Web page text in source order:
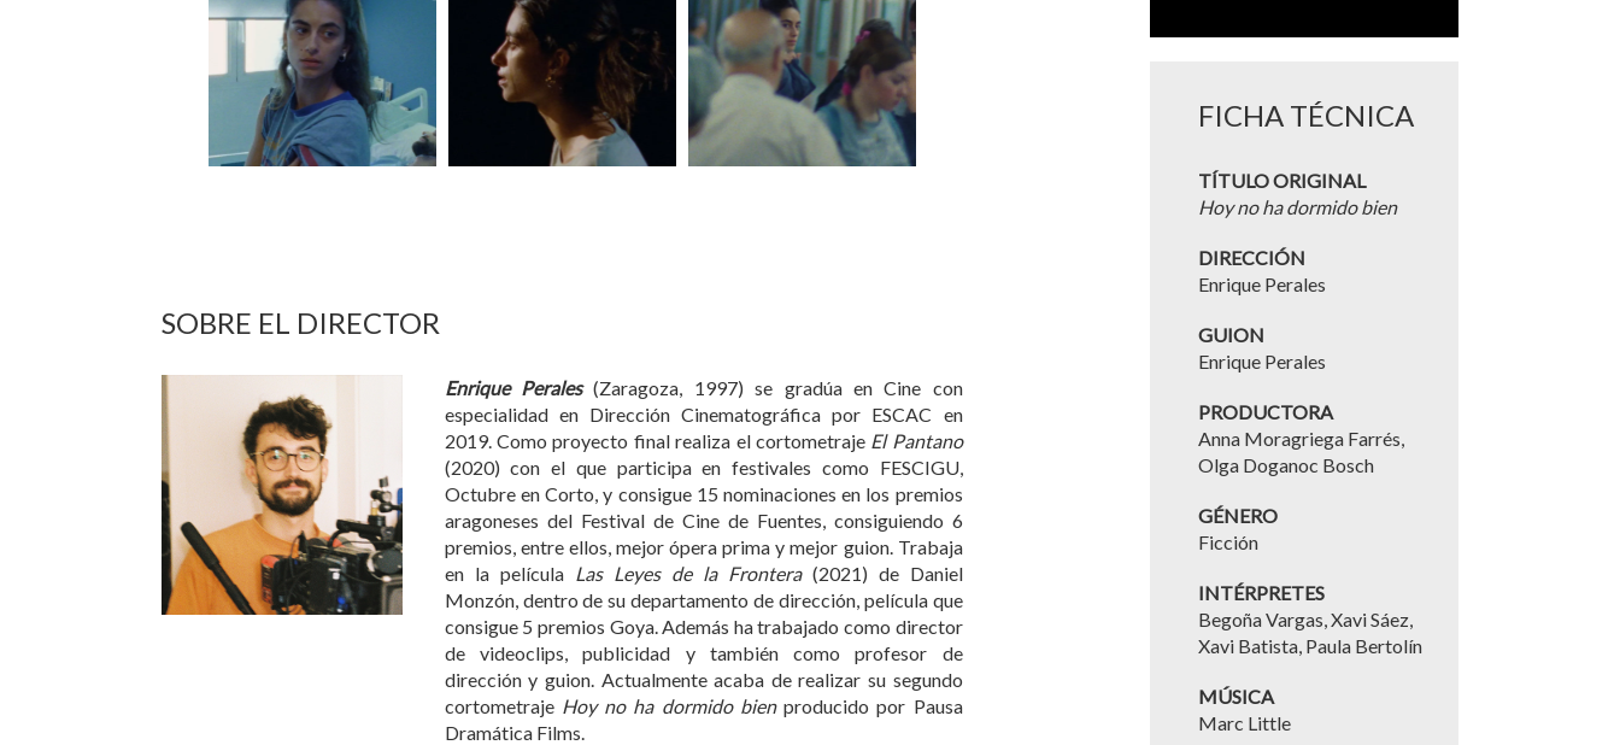
SOBRE EL DIRECTOR
Enrique Perales(Zaragoza, 1997) se gradúa en Cine con
especialidad en Dirección Cinematográfica por ESCAC en
2019. Como proyecto final realiza el cortometrajeEl Pantano
(2020) con el que participa en festivales como FESCIGU,
Octubre en Corto, y consigue 15 nominaciones en los premios
aragoneses del Festival de Cine de Fuentes, consiguiendo 6
premios, entre ellos, mejor ópera prima y mejor guion. Trabaja
en la película Las Leyes de la Frontera(2021) de Daniel
Monzón, dentro de su departamento de dirección, película que
consigue 5 premios Goya. Además ha trabajado como director
de videoclips, publicidad y también como profesor de
dirección y guion. Actualmente acaba de realizar su segundo
cortometraje Hoy no ha dormido bienproducido por Pausa
Dramática Films.
FICHA TÉCNICA
TÍTULO ORIGINAL
Hoy no ha dormido bien
DIRECCIÓN
Enrique Perales
GUION
Enrique Perales
PRODUCTORA
Anna Moragriega Farrés,
Olga Doganoc Bosch
GÉNERO
Ficción
INTÉRPRETES
Begoña Vargas, Xavi Sáez,
Xavi Batista, Paula Bertolín
MÚSICA
Marc Little